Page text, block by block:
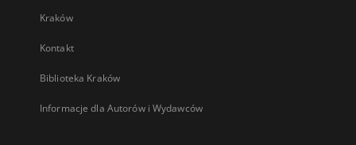
Kraków
Kontakt
Biblioteka Kraków
Informacje dla Autorów i Wydawców